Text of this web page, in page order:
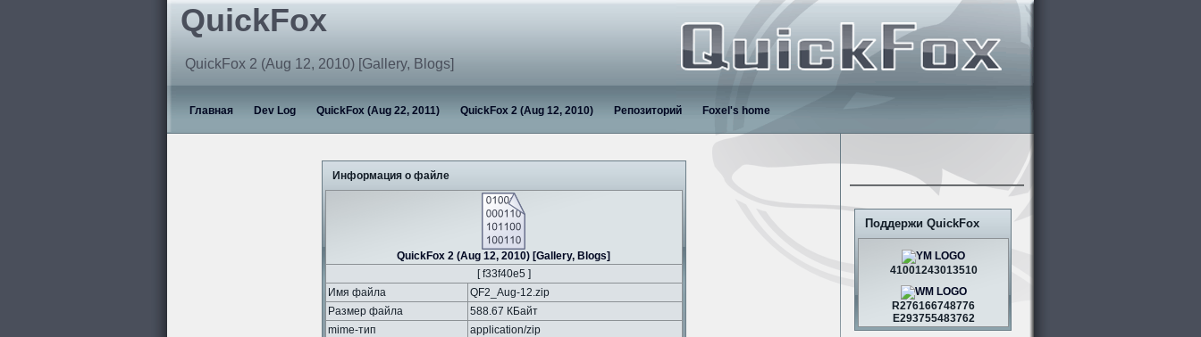
QuickFox
QuickFox 2 (Aug 12, 2010) [Gallery, Blogs]
Главная Dev Log QuickFox (Aug 22, 2011) QuickFox 2 (Aug 12, 2010) Репозиторий Foxel's home
Информация о файле
QuickFox 2 (Aug 12, 2010) [Gallery, Blogs]
[ f33f40e5 ]
Имя файла
QF2_Aug-12.zip
Размер файла
588.67 КБайт
mime-тип
application/zip
Поддержи QuickFox
41001243013510
R276166748776
E293755483762